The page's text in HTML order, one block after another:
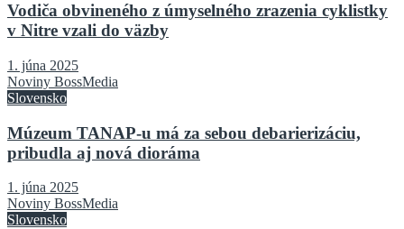
Vodiča obvineného z úmyselného zrazenia cyklistky
v Nitre vzali do väzby
1. júna 2025
Noviny BossMedia
Slovensko
Múzeum TANAP-u má za sebou debarierizáciu,
pribudla aj nová dioráma
1. júna 2025
Noviny BossMedia
Slovensko